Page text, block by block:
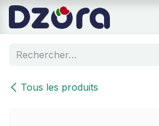
Se rendre au contenu
Tous les produits